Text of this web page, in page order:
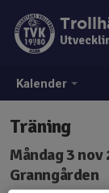
Kalender
Träning
Måndag 3
Granngården